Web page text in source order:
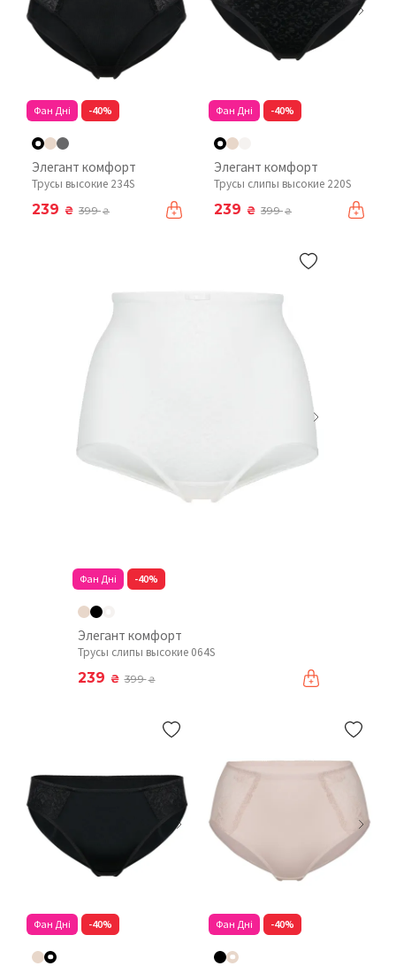
Фан Дні -40%
Элегант комфорт
Трусы высокие 234S
239 ₴ 399₴
Фан Дні -40%
Элегант комфорт
Трусы слипы высокие 220S
239 ₴ 399₴
Фан Дні -40%
Элегант комфорт
Трусы слипы высокие 064S
239 ₴ 399₴
Фан Дні -40% Фан Дні -40%